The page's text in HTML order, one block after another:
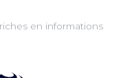
en informations